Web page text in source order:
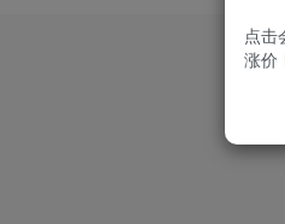
点击
涨价